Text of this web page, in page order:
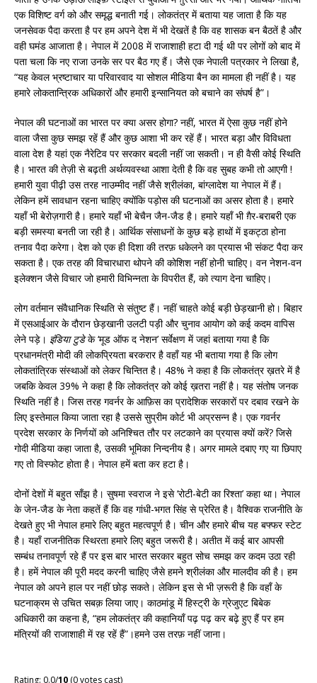
एक विशिष्ट वर्ग को और समृद्ध बनाती गई। लोकतंत्र में बताया यह जाता है कि यह
जनसेवक पैदा करता है पर हम अपने देश में भी देखतें है कि वह शासक बन बैठतें है और
वही घमंड आजाता है। नेपाल में 2008 में राजाशाही हटा दी गई थी पर लोगों को बाद में
पता चला कि नए राजा उनके सर पर बैठ गए हैं। जैसे एक नेपाली पत्रकार ने लिखा है,
“यह केवल भ्रष्टाचार या परिवारवाद या सोशल मीडिया बैन का मामला ही नहीं है। यह
हमारे लोकतान्त्रिक अधिकारों और हमारी इन्सानियत को बचाने का संघर्ष है”।
नेपाल की घटनाओं का भारत पर क्या असर होगा? नहीं, भारत में ऐसा कुछ नहीं होने
वाला जैसा कुछ समझ रहें हैं और कुछ आशा भी कर रहें हैं। भारत बड़ा और विविधता
वाला देश है यहां एक नैरेटिव पर सरकार बदली नहीं जा सकती। न ही वैसी कोई स्थिति
है। भारत की तेज़ी से बढ़ती अर्थव्यवस्था आशा देती है कि वह सुबह कभी तो आएगी !
हमारी युवा पीढ़ी उस तरह नाउम्मीद नहीं जैसे श्रीलंका, बांग्लादेश या नेपाल में हैं।
लेकिन हमें सावधान रहना चाहिए क्योंकि पड़ोस की घटनाओं का असर होता है। हमारे
यहाँ भी बेरोज़गारी है। हमारे यहाँ भी बेचैन जैन-जैड है। हमारे यहाँ भी ग़ैर-बराबरी एक
बड़ी समस्या बनती जा रही है। आर्थिक संसाधनों के कुछ बड़े हाथों में इकट्ठा होना
तनाव पैदा करेगा। देश को एक ही दिशा की तरफ़ धकेलने का प्रयास भी संकट पैदा कर
सकता है। एक तरह की विचारधारा थोपने की कोशिश नहीं होनी चाहिए। वन नेशन-वन
इलेक्शन जैसे विचार जो हमारी विभिन्नता के विपरीत हैं, को त्याग देना चाहिए।
लोग वर्तमान संवैधानिक स्थिति से संतुष्ट हैं। नहीं चाहते कोई बड़ी छेड़खानी हो। बिहार
में एसआईआर के दौरान छेड़खानी उलटी पड़ी और चुनाव आयोग को कई कदम वापिस
लेने पड़े। इंडिया टुडेके ‘मूड ऑफ द नेशन’ सर्वेक्षण में जहां बताया गया है कि
प्रधानमंत्री मोदी की लोकप्रियता बरकरार है वहाँ यह भी बताया गया है कि लोग
लोकतांत्रिक संस्थाओं को लेकर चिन्तित है। 48% ने कहा है कि लोकतंत्र ख़तरे में है
जबकि केवल 39% ने कहा है कि लोकतंत्र को कोई ख़तरा नहीं है। यह संतोष जनक
स्थिति नहीं है। जिस तरह गवर्नर के आफ़िस का प्रादेशिक सरकारों पर दबाव रखने के
लिए इस्तेमाल किया जाता रहा है उससे सुप्रीम कोर्ट भी अप्रसन्न है। एक गवर्नर
प्रदेश सरकार के निर्णयों को अनिश्चित तौर पर लटकाने का प्रयास क्यों करें? जिसे
गोदी मीडिया कहा जाता है, उसकी भूमिका निन्दनीय है। अगर मामले दबाए गए या छिपाए
गए तो विस्फोट होता है। नेपाल हमें बता कर हटा है।
दोनों देशों में बहुत साँझ है। सुषमा स्वराज ने इसे ‘रोटी-बेटी का रिश्ता’ कहा था। नेपाल
के जेन-जैड के नेता कहतें हैं कि वह गांधी-भगत सिंह से प्रेरित है। वैश्विक राजनीति के
देखते हुए भी नेपाल हमारे लिए बहुत महत्वपूर्ण है। चीन और हमारे बीच यह बफ्फर स्टेट
है। यहाँ राजनीतिक स्थिरता हमारे लिए बहुत जरूरी है। अतीत में कई बार आपसी
सम्बंध तनावपूर्ण रहे हैं पर इस बार भारत सरकार बहुत सोच समझ कर कदम उठा रही
है। हमें नेपाल की पूरी मदद करनी चाहिए जैसे हमने श्रीलंका और मालदीव की है। हम
नेपाल को अपने हाल पर नहीं छोड़ सकते। लेकिन इस से भी ज़रूरी है कि वहाँ के
घटनाक्रम से उचित सबक़ लिया जाए। काठमांडू में हिस्ट्री के ग्रेजुएट बिबेक
अधिकारी का कहना है, “हम लोकतंत्र की कहानियाँ पढ़ पढ़ कर बढ़े हुए हैं पर हम
मंत्रियों की राजाशाही में रह रहें हैं”।हमने उस तरफ़ नहीं जाना।
Rating: 0.0/10 (0 votes cast)